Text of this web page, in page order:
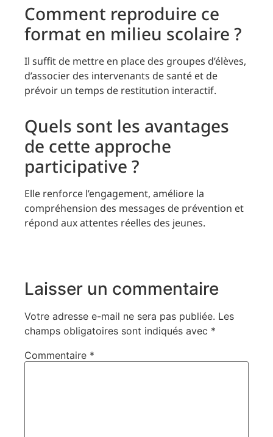
Comment reproduire ce
format en milieu scolaire ?
Il suffit de mettre en place des groupes d’élèves,
d’associer des intervenants de santé et de
prévoir un temps de restitution interactif.
Quels sont les avantages
de cette approche
participative ?
Elle renforce l’engagement, améliore la
compréhension des messages de prévention et
répond aux attentes réelles des jeunes.
Laisser un commentaire
Votre adresse e-mail ne sera pas publiée. Les
champs obligatoires sont indiqués avec *
Commentaire *